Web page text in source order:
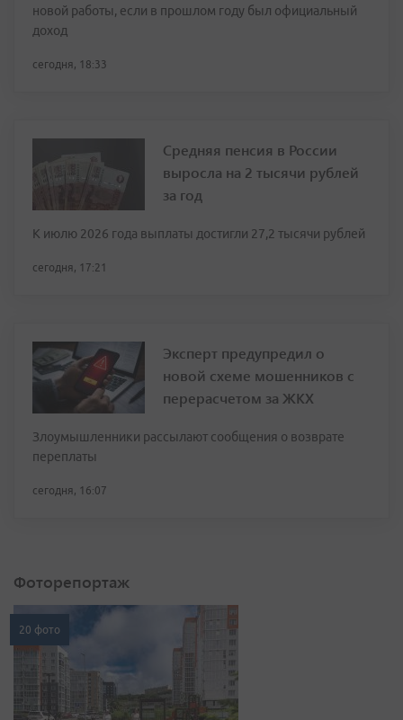
новой работы, если в прошлом году был официальный
доход
сегодня, 18:33
Средняя пенсия в России
выросла на 2 тысячи рублей
за год
К июлю 2026 года выплаты достигли 27,2 тысячи рублей
сегодня, 17:21
Эксперт предупредил о
новой схеме мошенников с
перерасчетом за ЖКХ
Злоумышленники рассылают сообщения о возврате
переплаты
сегодня, 16:07
Фоторепортаж
20 фото